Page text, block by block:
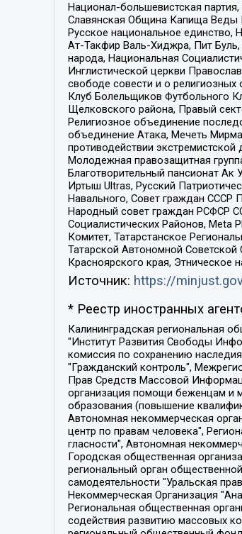
Национал-большевистская
Славянская Община Капища Веды
Русское национальное
Ат-Такфир Валь-Хиджра, Пит
народа, Национальная
Инглистической церкви
свободе совести и о
Клуб Болельщиков Футбольного
Щелковского района, Правый
Религиозное объединение
объединение Атака, Мечеть
противодействии
Молодежная правозащитная
Благотворительный пансионат Ак
Иртыш Ultras, Русский
Навального, Совет граждан СССР
Народный совет граждан РСФСР
Социалистических Районов, Meta
Комитет, Татарстанское
Татарской Автономной
Красноярского края, Этническое
Источник: https://
* Реестр иностранных
Калининградская региональная общественная организация "Экозащита!-Женсовет", Фонд содействия защите прав и свобод граждан "Общественный вердикт", Фонд "Институт Развития Свободы Информации", Частное учреждение "Информационное агентство МЕМО. РУ", Региональная общественная организация "Общественная комиссия по сохранению наследия академика Сахарова", Фонд поддержки свободы прессы, Санкт-Петербургская общественная правозащитная организация "Гражданский контроль", Межрегиональная общественная организация "Информационно-просветительский центр "Мемориал", Региональный Фонд "Центр Защиты Прав Средств Массовой Информации", с 05.12.2023 Фонд "Центр Защиты Прав Средств массовой информации", Региональная общественная благотворительная организация помощи беженцам и мигрантам "Гражданское содействие", Негосударственное образовательное учреждение дополнительного профессионального образования (повышение квалификации) специалистов "АКАДЕМИЯ ПО ПРАВАМ ЧЕЛОВЕКА", Свердловская региональная общественная организация "Сутяжник", Автономная некоммерческая организация "Центр независимых социологических исследований", Союз общественных объединений "Российский исследовательский центр по правам человека", Региональное общественное учреждение научно-информационный центр "МЕМОРИАЛ", Некоммерческая организация "Фонд защиты гласности", Автономная некоммерческая организация "Институт прав человека", Городская общественная организация "Екатеринбургское общество "МЕМОРИАЛ", Городская общественная организация "Рязанское историко-просветительское и правозащитное общество "Мемориал" (Рязанский Мемориал), Челябинский региональный орган общественной самодеятельности – женское общественное объединение "Женщины Евразии", Челябинский региональный орган общественной самодеятельности "Уральская правозащитная группа", Фонд содействия защите здоровья и социальной справедливости имени Андрея Рылькова, Автономная Некоммерческая Организация "Аналитический Центр Юрия Левады", Автономная некоммерческая организация социальной